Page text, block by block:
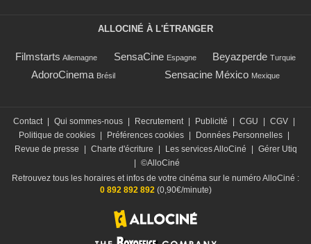
ALLOCINÉ À L'ÉTRANGER
Filmstarts Allemagne SensaCine Espagne Beyazperde Turquie
AdoroCinema Brésil Sensacine México Mexique
Contact Qui sommes-nous Recrutement Publicité CGU CGV
Politique de cookies
Préférences cookies Données Personnelles
Revue de presse
Charte d'écriture Les services AlloCiné
Gérer Utiq
©AlloCiné
Retrouvez tous les horaires et infos de votre cinéma sur le numéro AlloCiné :
0 892 892 892(0,90€/minute)